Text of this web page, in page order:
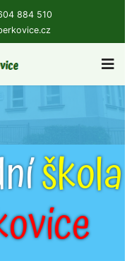
884 510
škola